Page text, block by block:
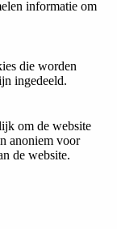
informatie om
die worden
ingedeeld.
om de website
anoniem voor
de website.